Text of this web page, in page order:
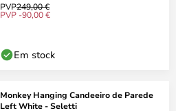
PVP249,00 €
PVP -90,00 €
Em stock
Monkey Hanging Candeeiro de Parede
Left White - Seletti